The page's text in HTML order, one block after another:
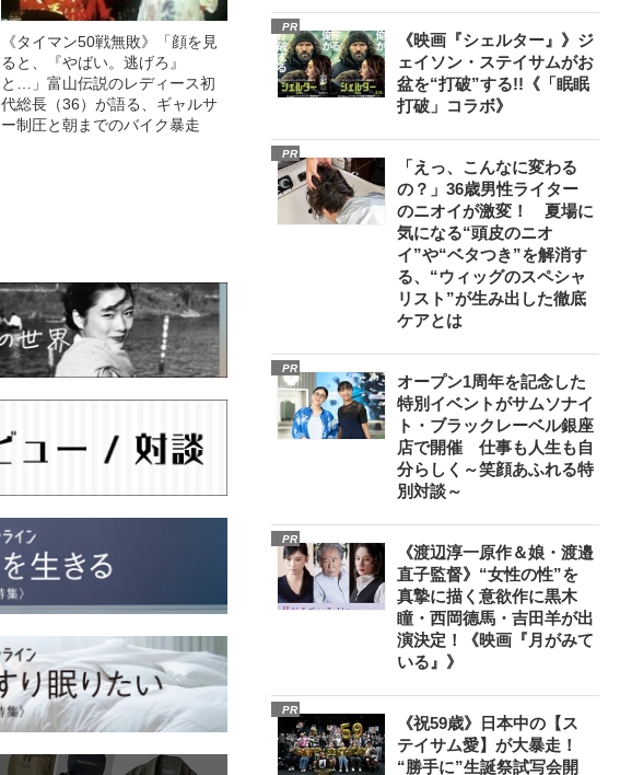
《タイマン50戦無敗》「顔を見
ると、『やばい。逃げろ』
と…」富山伝説のレディース初
代総長（36）が語る、ギャルサ
ー制圧と朝までのバイク暴走
PR
《映画『シェルター』》ジ
ェイソン・ステイサムがお
盆を“打破”する!!《「眠眠
打破」コラボ》
PR
「えっ、こんなに変わる
の？」36歳男性ライター
のニオイが激変！ 夏場に
気になる“頭皮のニオ
イ”や“ベタつき”を解消す
る、“ウィッグのスペシャ
リスト”が生み出した徹底
ケアとは
PR
オープン1周年を記念した
特別イベントがサムソナイ
ト・ブラックレーベル銀座
店で開催 仕事も人生も自
分らしく～笑顔あふれる特
別対談～
PR
《渡辺淳一原作＆娘・渡邉
直子監督》“女性の性”を
真摯に描く意欲作に黒木
瞳・西岡德馬・吉田羊が出
演決定！《映画『月がみて
いる』》
PR
《祝59歳》日本中の【ス
テイサム愛】が大暴走！
“勝手に”生誕祭試写会開